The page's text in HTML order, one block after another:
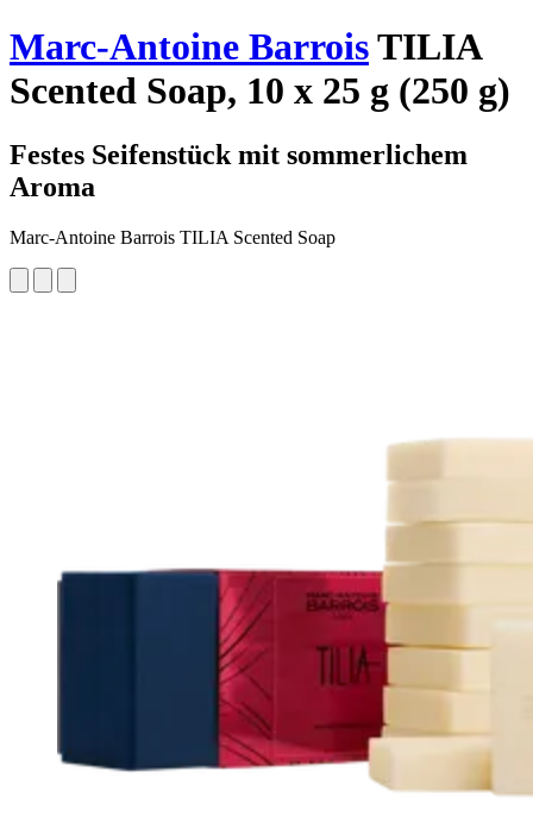
Marc-Antoine BarroisTILIA
Scented Soap, 10 x 25 g (250 g)
Festes Seifenstück mit sommerlichem
Aroma
Marc-Antoine Barrois TILIA Scented Soap